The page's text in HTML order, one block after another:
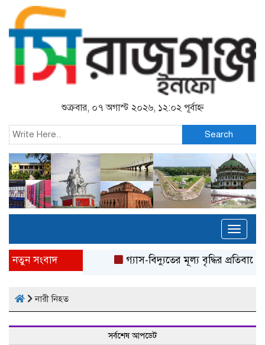
শুক্রবার, ০৭ অগাস্ট ২০২৬, ১২:০২ পূর্বাহ্ন
Search
নতুন সংবাদ গ্যাস-বিদ্যুতের মূল্য বৃদ্ধির প্রতিবাদে
নারী নিহত
সর্বশেষ আপডেট